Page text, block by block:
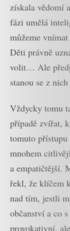
získala vědomí
fázi umělá
můžeme
Děti právně
volit… Ale
stanou se z
Vždycky tomu
případě zvířat,
tomuto
mnohem
a empatičtější.
řekl, že klíčem
nad tím, jestli
občanství a co
provokativní,